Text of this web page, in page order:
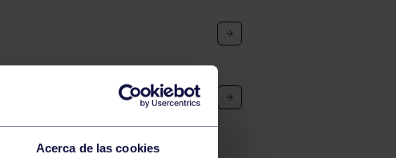
Acerca de las cookies